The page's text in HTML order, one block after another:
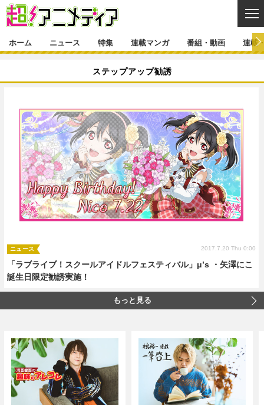
ゲーム・アプリ マンガ
映画 音楽
グッズ イベント
声優 コスプレ
舞台 新帝スタ
特集一覧 カバー
インタビュー レポート
ラキりす
連載マンガ
連載マンガ一覧 連載一覧
番組・動画
番組・動画一覧 ラジオ
動画
連載・ブログ
連載・ブログ一覧 コラム
編集部ブログ・お知らせ
ホーム ニュース 特集 連載マンガ 番組・動画 連載
ステップアップ勧誘
「ラブライブ！スクールアイドルフェスティバル」μ’s ・矢澤にこ
誕生日限定勧誘実施！
ニュース 2017.7.20 Thu 0:00
もっと見る